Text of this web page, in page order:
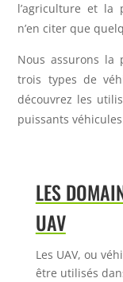
l’agriculture et la
n’en citer que
Nous assurons la
trois types de
découvrez les
puissants
LES
UAV
Les UAV, ou
être utilisés